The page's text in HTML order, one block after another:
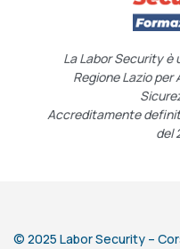
La Labor Security è
Regione Lazio per
Accreditamente
del
© 2025 Labor Security –